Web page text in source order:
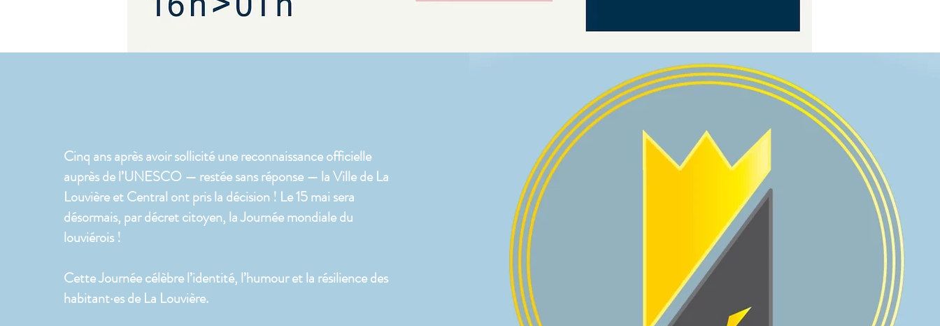
Cinq ans après avoir sollicité une reconnaissance officielle
auprès de l’UNESCO — restée sans réponse — la Ville de La
Louvière et Central ont pris la décision ! Le 15 mai sera
désormais, par décret citoyen, la Journée mondiale du
louviérois !
Cette Journée célèbre l’identité, l’humour et la résilience des
habitant·es de La Louvière.